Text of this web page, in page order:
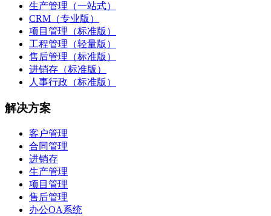
生产管理（一站式）
CRM（专业版）
项目管理（标准版）
工程管理（轻量版）
售后管理（标准版）
进销存（标准版）
人事行政（标准版）
解决方案
客户管理
合同管理
进销存
生产管理
项目管理
售后管理
办公OA系统